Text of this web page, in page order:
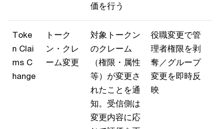
価を行う
Toke
n Clai
ms C
hange
トーク
ン・クレ
ーム変更
対象トークン
のクレーム
（権限・属性
等）が変更さ
れたことを通
知。受信側は
変更内容に応
役職変更で管
理者権限を剥
奪／グループ
変更を即時反
映